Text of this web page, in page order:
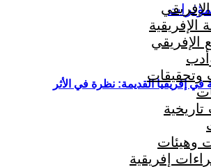
في إفريقيا القديمة: نظرة في الأثر
الإفريقية
الإفريقي
وتحقيقات
وهيئات
إفريقية